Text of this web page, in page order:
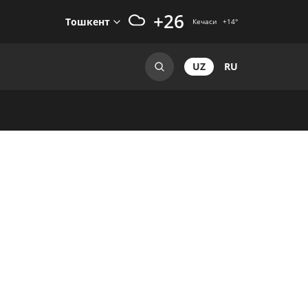
Тошкент +26 Кечаси +14°
UZ RU